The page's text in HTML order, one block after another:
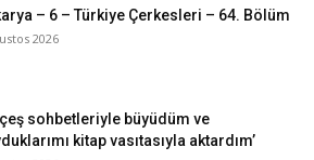
– 6 – Türkiye Çerkesleri – 64. Bölüm
2026
sohbetleriyle büyüdüm ve
kitap vasıtasıyla aktardım’